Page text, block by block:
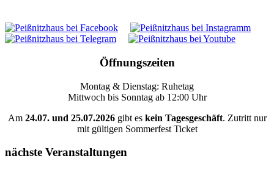
Öffnungszeiten
Montag & Dienstag: Ruhetag
Mittwoch bis Sonntag ab 12:00 Uhr
Am 24.07. und 25.07.2026gibt eskein Tagesgeschäft. Zutritt nur
mit gültigen Sommerfest Ticket
nächste Veranstaltungen